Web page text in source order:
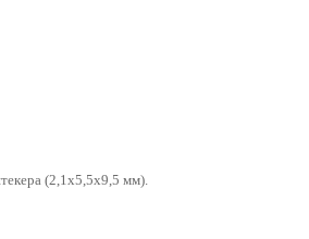
(2,1х5,5х9,5 мм).